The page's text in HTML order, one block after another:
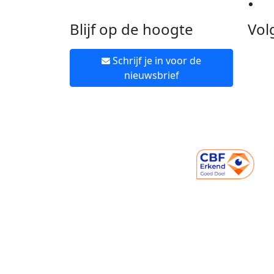
Blijf op de hoogte
Schrijf je in voor de
nieuwsbrief